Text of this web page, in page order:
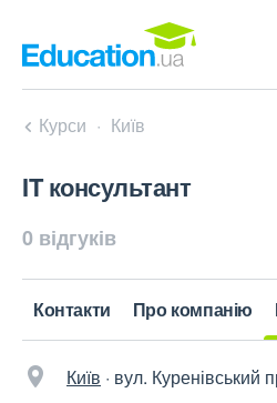
Курси Київ
IT консультант
0 відгуків
Контакти Про компанію
Київ · вул. Куренівський